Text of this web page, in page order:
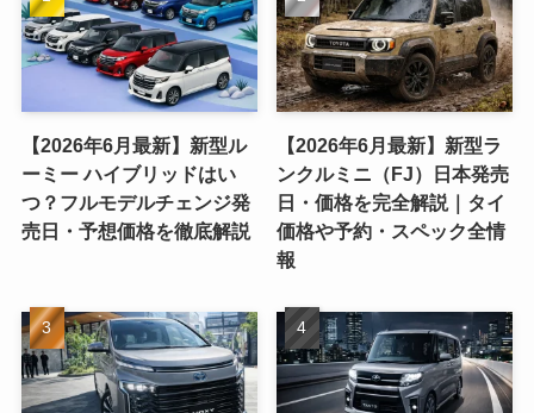
【2026年6月最新】新型ル
ーミー ハイブリッドはい
つ？フルモデルチェンジ発
売日・予想価格を徹底解説
【2026年6月最新】新型ラ
ンクルミニ（FJ）日本発売
日・価格を完全解説｜タイ
価格や予約・スペック全情
報